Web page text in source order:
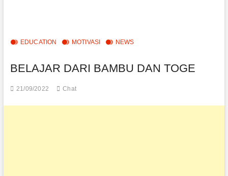
EDUCATION MOTIVASI NEWS
BELAJAR DARI BAMBU DAN TOGE
21/09/2022 Chat